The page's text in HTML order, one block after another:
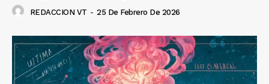
REDACCION VT - 25 De Febrero De 2026